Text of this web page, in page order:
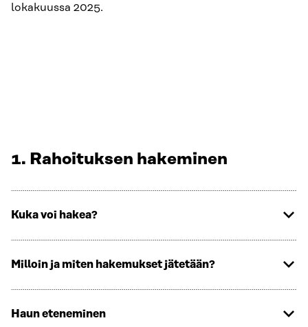
lokakuussa 2025.
1. Rahoituksen hakeminen
Kuka voi hakea?
Milloin ja miten hakemukset jätetään?
Haun eteneminen